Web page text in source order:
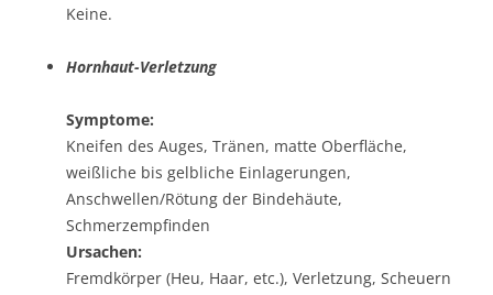
Keine.
Hornhaut-Verletzung
Symptome:
Kneifen des Auges, Tränen, matte Oberfläche,
weißliche bis gelbliche Einlagerungen,
Anschwellen/Rötung der Bindehäute,
Schmerzempfinden
Ursachen:
Fremdkörper (Heu, Haar, etc.), Verletzung, Scheuern